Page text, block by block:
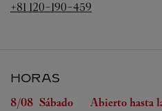
+81 120-190-459
HORAS
Día de la semana Horas
8/08 Sábado Abierto hasta